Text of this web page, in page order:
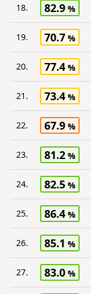
18. 82.9
19. 70.7
20. 77.4
21. 73.4
22. 67.9
23. 81.2
24. 82.5
25. 86.4
26. 85.1
27. 83.0